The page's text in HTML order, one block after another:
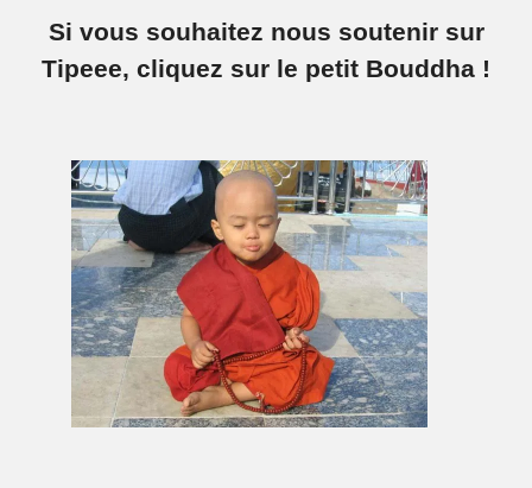
Si vous souhaitez nous soutenir sur
Tipeee, cliquez sur le petit Bouddha !